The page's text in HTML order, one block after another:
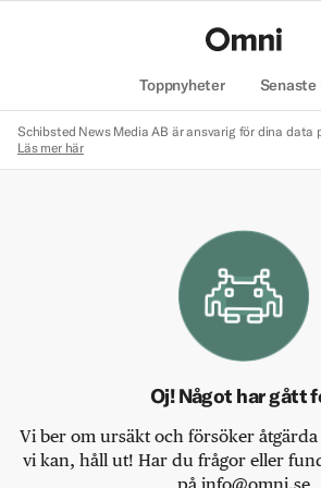
Toppnyheter
Schibsted News Media AB är ansvarig för dina data
Läs mer här
Oj! Något har gått
Vi ber om ursäkt och försöker
vi kan, håll ut! Har du frågor eller